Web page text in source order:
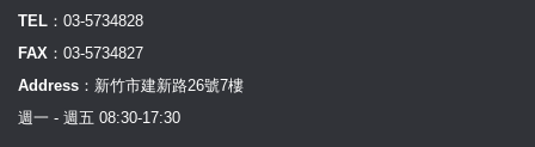
TEL： 03-5734828
FAX： 03-5734827
Address： 新竹市建新路26號7樓
週一 - 週五 08:30-17:30